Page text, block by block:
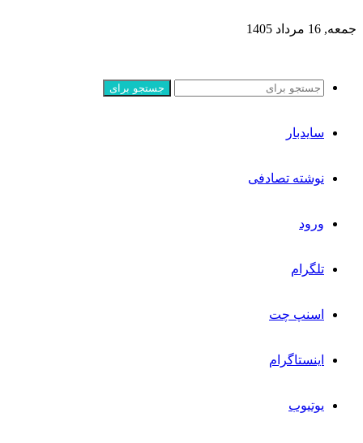
جمعه, 16 مرداد 1405
جستجو برای
سایدبار
نوشته تصادفی
ورود
تلگرام
اسنپ چت
اینستاگرام
یوتیوب